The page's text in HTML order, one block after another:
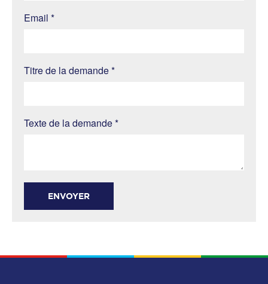
Email *
Titre de la demande *
Texte de la demande *
ENVOYER